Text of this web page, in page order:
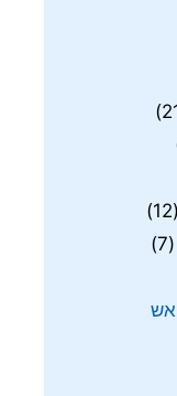
(12)
(7)